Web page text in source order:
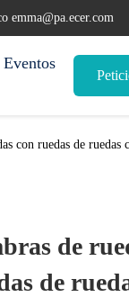
emma@pa.ecer.com
Eventos
con ruedas de ruedas
de
de